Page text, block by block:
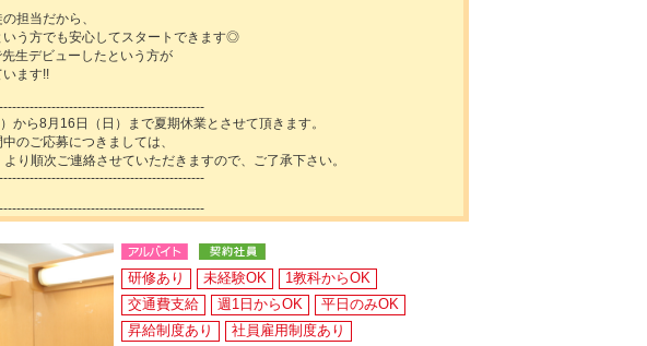
担当だから、
いう方でも安心してスタートできます◎
生デビューしたという方が
います!!
から8月16日（日）まで夏期休業とさせて頂きます。
のご応募につきましては、
り順次ご連絡させていただきますので、ご了承下さい。
研修あり 未経験OK
1教科からOK
交通費支給
週1日からOK
平日のみOK
昇給制度あり
社員雇用制度あり